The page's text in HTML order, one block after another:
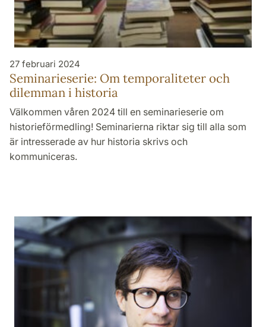
27 februari 2024
Seminarieserie: Om temporaliteter och
dilemman i historia
Välkommen våren 2024 till en seminarieserie om
historieförmedling! Seminarierna riktar sig till alla som
är intresserade av hur historia skrivs och
kommuniceras.